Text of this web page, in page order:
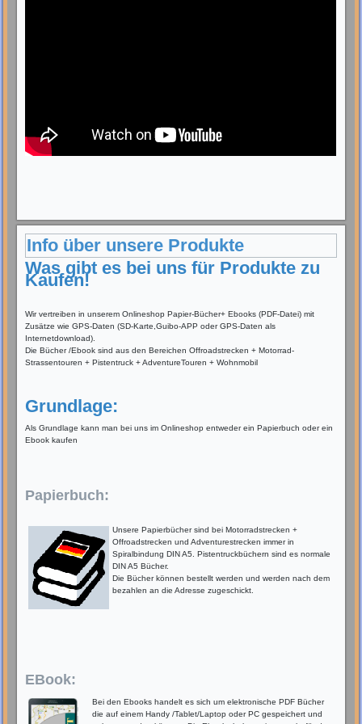
Info über unsere Produkte
Was gibt es bei uns für Produkte zu
Kaufen!
Wir vertreiben in unserem Onlineshop Papier-Bücher+ Ebooks (PDF-Datei) mit
Zusätze wie GPS-Daten (SD-Karte,Guibo-APP oder GPS-Daten als
Internetdownload).
Die Bücher /Ebook sind aus den Bereichen Offroadstrecken + Motorrad-
Strassentouren + Pistentruck + AdventureTouren + Wohnmobil
Grundlage:
Als Grundlage kann man bei uns im Onlineshop entweder ein Papierbuch oder ein
Ebook kaufen
Papierbuch:
Unsere Papierbücher sind bei Motorradstrecken +
Offroadstrecken und Adventurestrecken immer in
Spiralbindung DIN A5. Pistentruckbüchern sind es normale
DIN A5 Bücher.
Die Bücher können bestellt werden und werden nach dem
bezahlen an die Adresse zugeschickt.
EBook:
Bei den Ebooks handelt es sich um elektronische PDF Bücher
die auf einem Handy /Tablet/Laptop oder PC gespeichert und